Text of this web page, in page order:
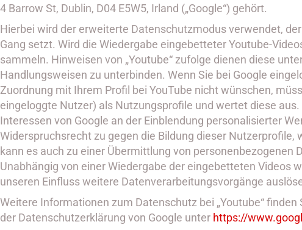
4 Barrow St, Dublin, D04 E5W5, Irland („Google“) gehört.
Hierbei wird der erweiterte Datenschutzmodus verwendet,
Gang setzt. Wird die Wiedergabe eingebetteter Youtube-
sammeln. Hinweisen von „Youtube“ zufolge dienen diese
Handlungsweisen zu unterbinden. Wenn Sie bei Google
Zuordnung mit Ihrem Profil bei YouTube nicht wünschen,
eingeloggte Nutzer) als Nutzungsprofile und wertet diese
Interessen von Google an der Einblendung personalisierter
Widerspruchsrecht zu gegen die Bildung dieser
kann es auch zu einer Übermittlung von personenbezogenen
Unabhängig von einer Wiedergabe der eingebetteten Videos
unseren Einfluss weitere Datenverarbeitungsvorgänge
Weitere Informationen zum Datenschutz bei „Youtube“
der Datenschutzerklärung von Google unter https://